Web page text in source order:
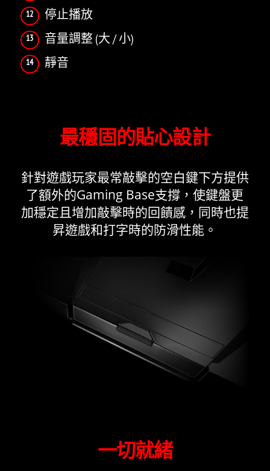
停止播放
音量調整 (大 / 小)
靜音
最穩固的貼心設計
針對遊戲玩家最常敲擊的空白鍵下方提供
了額外的Gaming Base支撐，使鍵盤更
加穩定且增加敲擊時的回饋感，同時也提
昇遊戲和打字時的防滑性能。
一切就緒